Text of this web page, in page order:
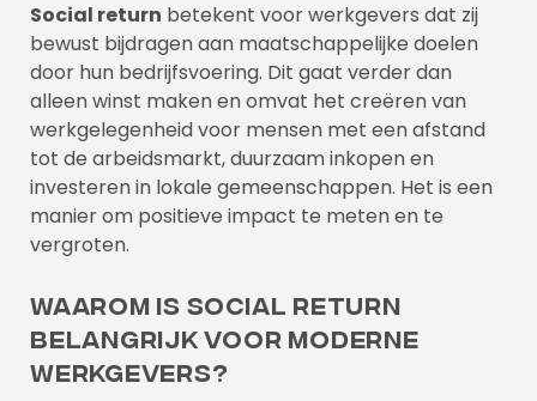
Social return betekent voor werkgevers dat zij
bewust bijdragen aan maatschappelijke doelen
door hun bedrijfsvoering. Dit gaat verder dan
alleen winst maken en omvat het creëren van
werkgelegenheid voor mensen met een afstand
tot de arbeidsmarkt, duurzaam inkopen en
investeren in lokale gemeenschappen. Het is een
manier om positieve impact te meten en te
vergroten.
Waarom is social return
belangrijk voor moderne
werkgevers?